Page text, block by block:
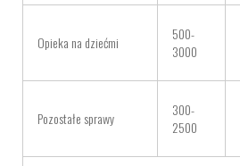
Opieka na dziećmi
500-
3000
Pozostałe sprawy
300-
2500